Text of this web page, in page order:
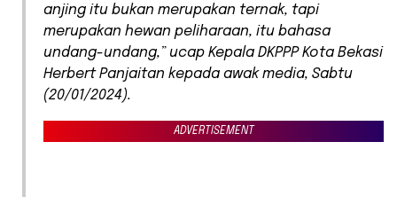
anjing itu bukan merupakan ternak, tapi
merupakan hewan peliharaan, itu bahasa
undang-undang,” ucap Kepala DKPPP Kota Bekasi
Herbert Panjaitan kepada awak media, Sabtu
(20/01/2024).
ADVERTISEMENT